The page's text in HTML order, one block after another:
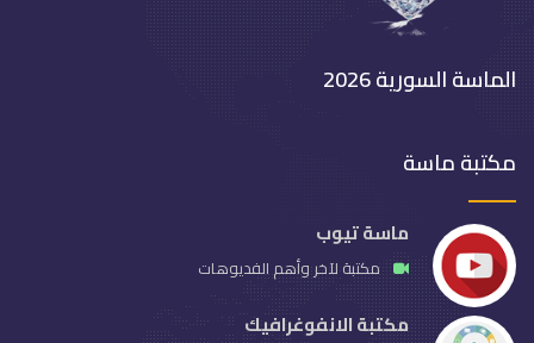
الماسة السورية 2026
مكتبة ماسة
ماسة تيوب
مكتبة لآخر وأهم الفديوهات
مكتبة الانفوغرافيك